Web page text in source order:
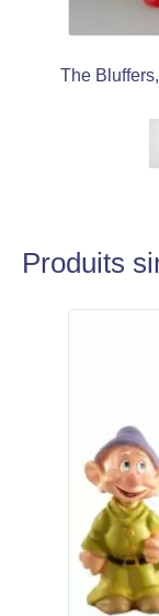
The
Produits